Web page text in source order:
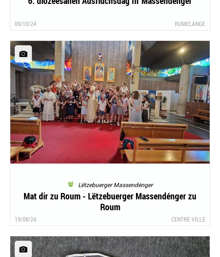
09/10/24 RUMELANGE
Lëtzebuerger Massendénger
Mat dir zu Roum - Lëtzebuerger Massendénger zu
Roum
19/08/24 CENTRE VILLE